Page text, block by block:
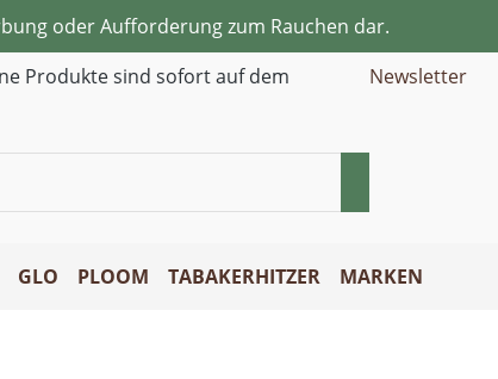
oder Aufforderung zum Rauchen dar.
Produkte sind sofort auf dem
Newsletter
GLO PLOOM TABAKERHITZER MARKEN